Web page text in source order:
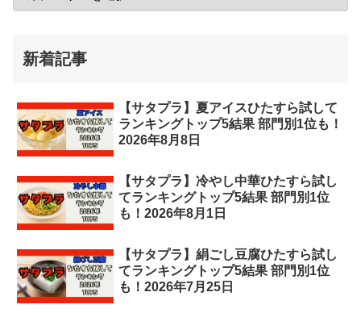
新着記事
【サタプラ】夏アイスひたすら試して
ランキングトップ5結果 部門別1位も！
2026年8月8日
【サタプラ】冷やし中華ひたすら試し
てランキングトップ5結果 部門別1位
も！2026年8月1日
【サタプラ】絹ごし豆腐ひたすら試し
てランキングトップ5結果 部門別1位
も！2026年7月25日